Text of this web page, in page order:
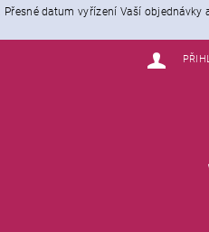
datum vyřízení Vaší objednávky